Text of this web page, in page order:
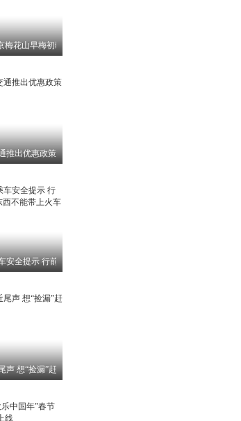
梅花山早梅初绽
推出优惠政策
安全提示 行前检查行李 这些东西不能带上火车
声 想“捡漏”赶紧的！